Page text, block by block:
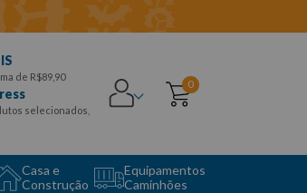
de R$89,90
selecionados,
0
Casa e
Construção
Equipamentos
Caminhões